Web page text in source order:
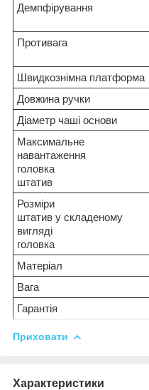
Демпфірування
Противага
Швидкознімна платформа
Довжина ручки
Діаметр чаші основи
Максимальне
навантаження
головка
штатив
Розміри
штатив у складеному
вигляді
головка
Матеріал
Вага
Гарантія
Приховати
Характеристики